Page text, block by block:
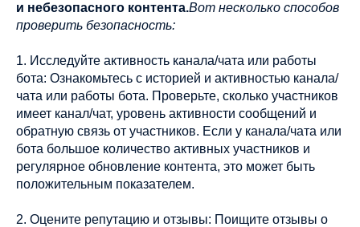
и небезопасного контента.Вот несколько способов
проверить безопасность:
1. Исследуйте активность канала/чата или работы
бота: Ознакомьтесь с историей и активностью канала/
чата или работы бота. Проверьте, сколько участников
имеет канал/чат, уровень активности сообщений и
обратную связь от участников. Если у канала/чата или
бота большое количество активных участников и
регулярное обновление контента, это может быть
положительным показателем.
2. Оцените репутацию и отзывы: Поищите отзывы о